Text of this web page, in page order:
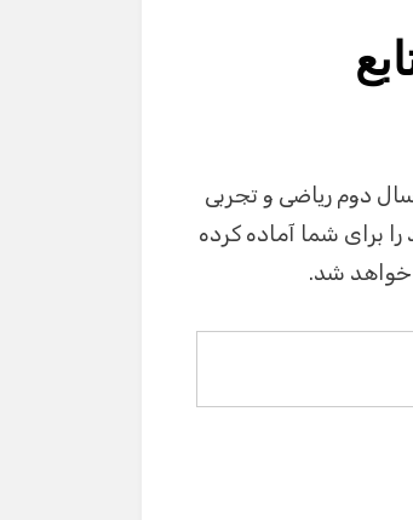
دوم ریاضی و تجربی
برای شما آماده کرده
خواهد شد.